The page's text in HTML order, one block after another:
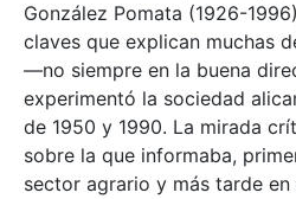
González Pomata (1926-
claves que explican muchas
—no siempre en la buena
experimentó la sociedad
de 1950 y 1990. La mirada
sobre la que informaba,
sector agrario y más tarde